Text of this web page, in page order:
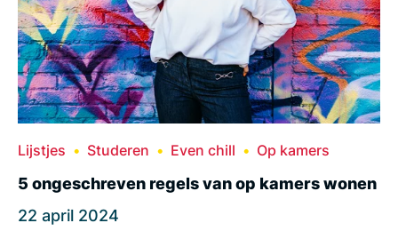
Lijstjes Studeren Even chill Op kamers
5 ongeschreven regels van op kamers wonen
22 april 2024